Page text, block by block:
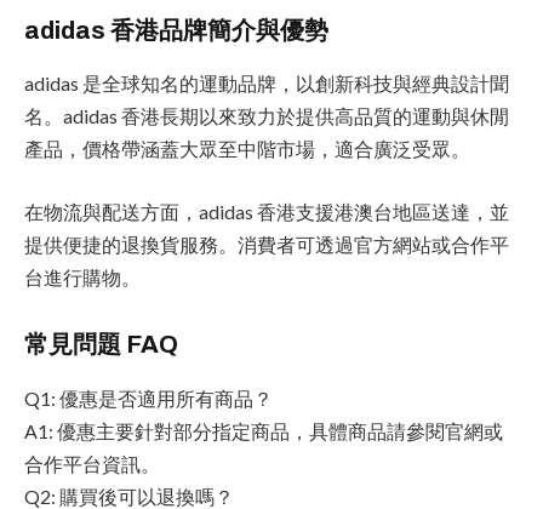
adidas 香港品牌簡介與優勢
adidas 是全球知名的運動品牌，以創新科技與經典設計聞
名。adidas 香港長期以來致力於提供高品質的運動與休閒
產品，價格帶涵蓋大眾至中階市場，適合廣泛受眾。
在物流與配送方面，adidas 香港支援港澳台地區送達，並
提供便捷的退換貨服務。消費者可透過官方網站或合作平
台進行購物。
常見問題 FAQ
Q1: 優惠是否適用所有商品？
A1: 優惠主要針對部分指定商品，具體商品請參閱官網或
合作平台資訊。
Q2: 購買後可以退換嗎？